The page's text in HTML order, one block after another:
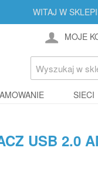
WITAJ W
MOJE
SIECI
USB 2.0